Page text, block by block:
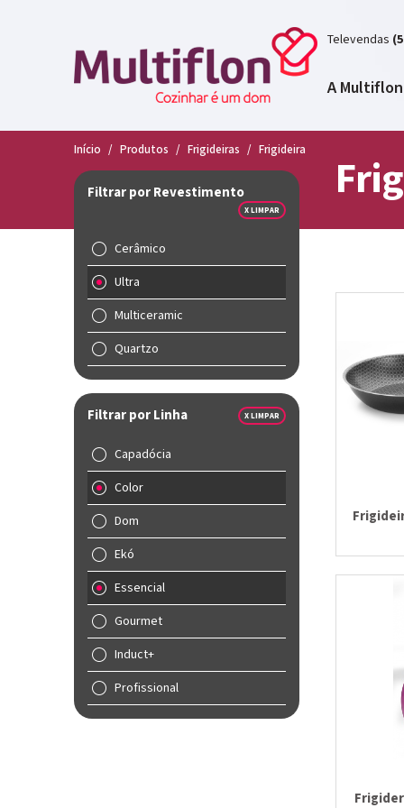
Televendas
A Multiflon
Início / Produtos / Frigideiras / Frigideira
Filtrar por Revestimento
X LIMPAR
Cerâmico
Ultra
Multiceramic
Quartzo
Filtrar por Linha X LIMPAR
Capadócia
Color
Dom
Ekó
Essencial
Gourmet
Induct+
Profissional